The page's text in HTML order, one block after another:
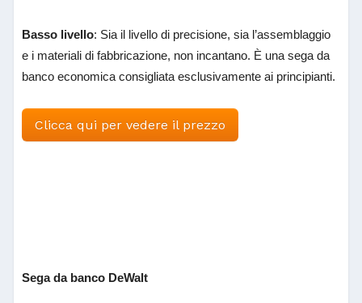
Basso livello: Sia il livello di precisione, sia l’assemblaggio
e i materiali di fabbricazione, non incantano. È una sega da
banco economica consigliata esclusivamente ai principianti.
Clicca qui per vedere il prezzo
Sega da banco DeWalt